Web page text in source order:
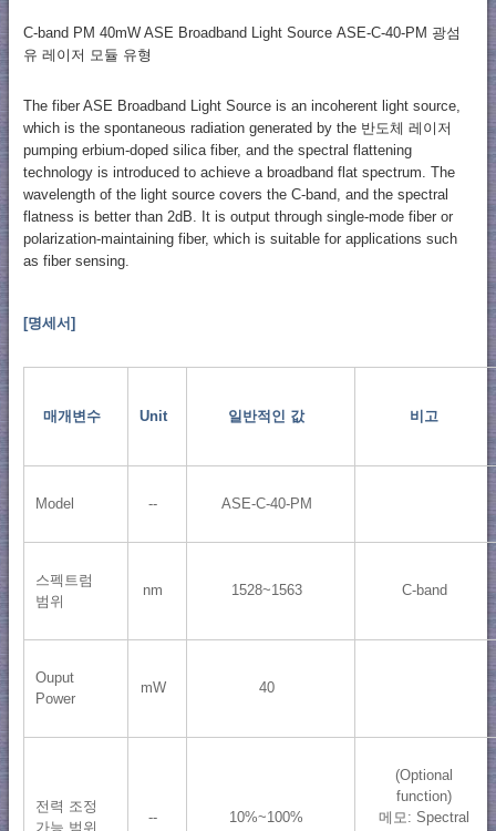
C-band PM 40mW ASE Broadband Light Source ASE-C-40-PM 광섬
유 레이저 모듈 유형
The fiber ASE Broadband Light Source is an incoherent light source,
which is the spontaneous radiation generated by the 반도체 레이저
pumping erbium-doped silica fiber, and the spectral flattening
technology is introduced to achieve a broadband flat spectrum. The
wavelength of the light source covers the C-band, and the spectral
flatness is better than 2dB. It is output through single-mode fiber or
polarization-maintaining fiber, which is suitable for applications such
as fiber sensing.
[명세서]
매개변수 Unit 일반적인 값 비고
Model -- ASE-C-40-PM
스펙트럼
범위
nm 1528~1563 C-band
Ouput
Power
mW 40
전력 조정
가능 범위
-- 10%~100%
(Optional
function)
메모: Spectral